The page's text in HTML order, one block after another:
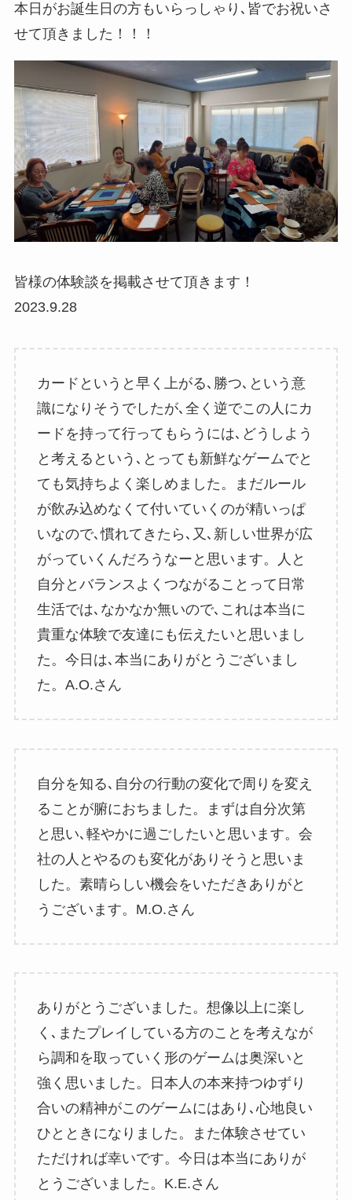
本日がお誕生日の方もいらっしゃり､皆でお祝いさ
せて頂きました！！！
皆様の体験談を掲載させて頂きます！
2023.9.28
カードというと早く上がる､勝つ､という意
識になりそうでしたが､全く逆でこの人にカ
ードを持って行ってもらうには､どうしよう
と考えるという､とっても新鮮なゲームでと
ても気持ちよく楽しめました。まだルール
が飲み込めなくて付いていくのが精いっぱ
いなので､慣れてきたら､又､新しい世界が広
がっていくんだろうなーと思います。人と
自分とバランスよくつながることって日常
生活では､なかなか無いので､これは本当に
貴重な体験で友達にも伝えたいと思いまし
た。今日は､本当にありがとうございまし
た。A.O.さん
自分を知る､自分の行動の変化で周りを変え
ることが腑におちました。まずは自分次第
と思い､軽やかに過ごしたいと思います。会
社の人とやるのも変化がありそうと思いま
した。素晴らしい機会をいただきありがと
うございます。M.O.さん
ありがとうございました。想像以上に楽し
く､またプレイしている方のことを考えなが
ら調和を取っていく形のゲームは奥深いと
強く思いました。日本人の本来持つゆずり
合いの精神がこのゲームにはあり､心地良い
ひとときになりました。また体験させてい
ただければ幸いです。今日は本当にありが
とうございました。K.E.さん